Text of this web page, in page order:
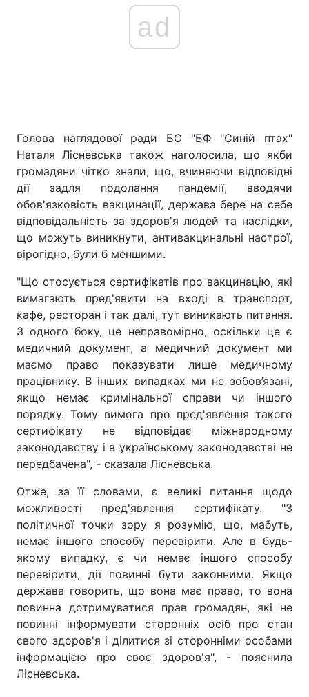
ad
Голова наглядової ради БО "БФ "Синій птах"
Наталя Лісневська також наголосила, що якби
громадяни чітко знали, що, вчиняючи відповідні
дії задля подолання пандемії, вводячи
обов'язковість вакцинації, держава бере на себе
відповідальність за здоров'я людей та наслідки,
що можуть виникнути, антивакцинальні настрої,
вірогідно, були б меншими.
"Що стосується сертифікатів про вакцинацію, які
вимагають пред'явити на вході в транспорт,
кафе, ресторан і так далі, тут виникають питання.
З одного боку, це неправомірно, оскільки це є
медичний документ, а медичний документ ми
маємо право показувати лише медичному
працівнику. В інших випадках ми не зобов’язані,
якщо немає кримінальної справи чи іншого
порядку. Тому вимога про пред'явлення такого
сертифікату не відповідає міжнародному
законодавству і в українському законодавстві не
передбачена", - сказала Лісневська.
Отже, за її словами, є великі питання щодо
можливості пред'явлення сертифікату. "З
політичної точки зору я розумію, що, мабуть,
немає іншого способу перевірити. Але в будь-
якому випадку, є чи немає іншого способу
перевірити, дії повинні бути законними. Якщо
держава говорить, що вона має право, то вона
повинна дотримуватися прав громадян, які не
повинні інформувати сторонніх осіб про стан
свого здоров'я і ділитися зі сторонніми особами
інформацією про своє здоров'я", - пояснила
Лісневська.